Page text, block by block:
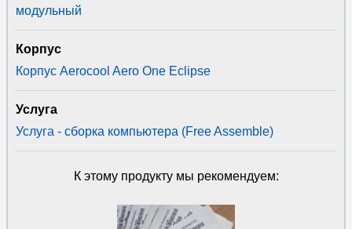
модульный
Корпус
Корпус Aerocool Aero One Eclipse
Услуга
Услуга - сборка компьютера (Free Assemble)
К этому продукту мы рекомендуем: